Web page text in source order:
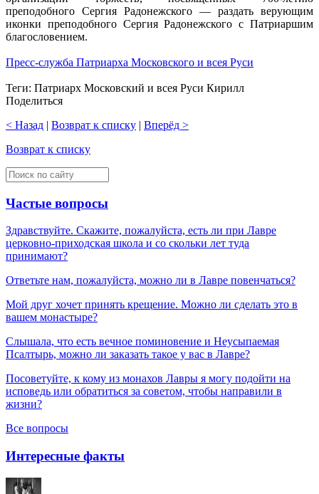
преподобного Сергия Радонежского — раздать верующим
иконки преподобного Сергия Радонежского с Патриаршим
благословением.
Пресс-служба Патриарха Московского и всея Руси
Теги: Патриарх Московский и всея Руси Кирилл
Поделиться
< Назад | Возврат к списку | Вперёд >
Возврат к списку
Частые вопросы
Здравствуйте. Скажите, пожалуйста, есть ли при Лавре
церковно-приходская школа и со скольки лет туда
принимают?
Ответьте нам, пожалуйста, можно ли в Лавре повенчаться?
Мой друг хочет принять крещение. Можно ли сделать это в
вашем монастыре?
Слышала, что есть вечное поминовение и Неусыпаемая
Псалтырь, можно ли заказать такое у вас в Лавре?
Посоветуйте, к кому из монахов Лавры я могу подойти на
исповедь или обратиться за советом, чтобы направили в
жизни?
Все вопросы
Интересные факты